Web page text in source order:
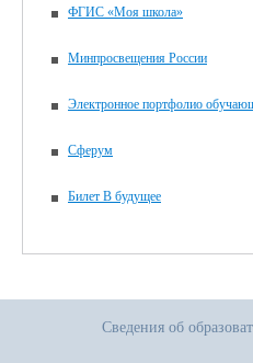
ФГИС «Моя школа»
Минпросвещения России
Электронное портфолио
Сферум
Билет В будущее
Сведения об